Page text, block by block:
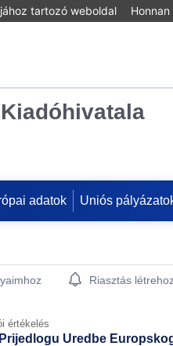
tartozó weboldal
adatok Uniós
PortletRiasztás
értékelés
Prijedlogu Uredbe